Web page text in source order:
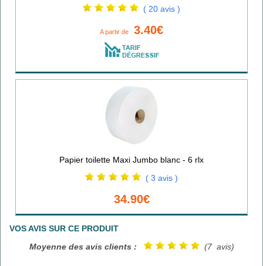
( 20 avis )
A partir de 3.40€
Papier toilette Maxi Jumbo blanc - 6 rlx
( 3 avis )
34.90€
VOS AVIS SUR CE PRODUIT
Moyenne des avis clients :
(7 avis)